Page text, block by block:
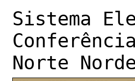
Sistema
Norte